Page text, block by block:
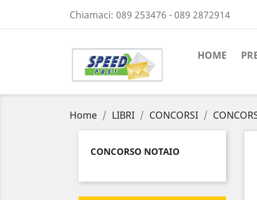
Chiamaci: 089 253476 - 089 2872914
HOME
Home LIBRI CONCORSI
CONCORSO NOTAIO